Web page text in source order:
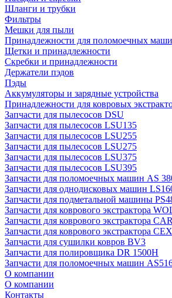
Шланги и трубки
Фильтры
Мешки для пыли
Принадлежности для поломоечных
Щетки и принадлежности
Скребки и принадлежности
Держатели пэдов
Пэды
Аккумуляторы и зарядные устройства
Принадлежности для ковровых
Запчасти для пылесосов DSU
Запчасти для пылесосов LSU135
Запчасти для пылесосов LSU255
Запчасти для пылесосов LSU275
Запчасти для пылесосов LSU375
Запчасти для пылесосов LSU395
Запчасти для поломоечных машин AS
Запчасти для однодисковых машин
Запчасти для подметальной машины
Запчасти для коврового экстрактора
Запчасти для коврового экстрактора
Запчасти для коврового экстрактора
Запчасти для сушилки ковров BV3
Запчасти для полировщика DR 1500H
Запчасти для поломоечных машин
О компании
О компании
Контакты